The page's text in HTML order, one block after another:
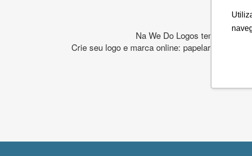
Na We Do Logos temos os
Crie seu logo e marca online: papelaria,